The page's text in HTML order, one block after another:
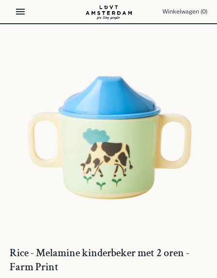
de
Winkelwagen (0)
Rice - Melamine kinderbeker met 2 oren -
Farm Print